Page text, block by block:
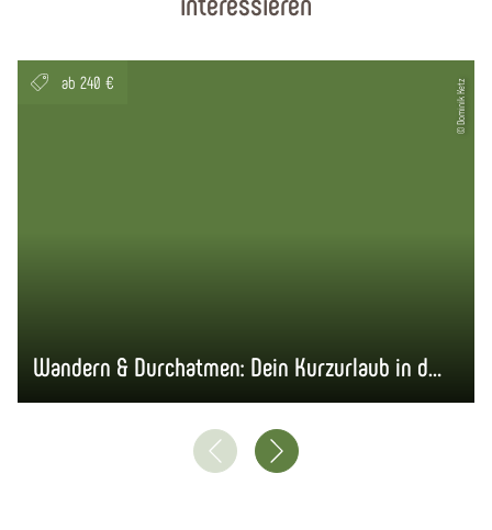
© Dominik Ketz
ab 240 €
Wandern & Durchatmen: Dein Kurzurlaub in der Natur